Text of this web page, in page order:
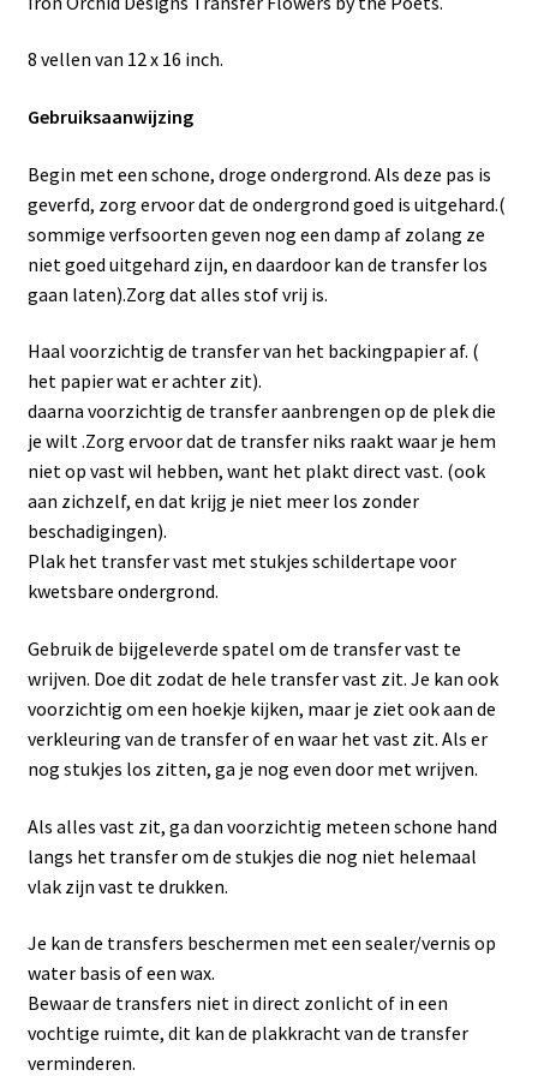
8 vellen van 12 x 16 inch.
Gebruiksaanwijzing
Begin met een schone, droge ondergrond. Als deze pas is
geverfd, zorg ervoor dat de ondergrond goed is uitgehard.(
sommige verfsoorten geven nog een damp af zolang ze
niet goed uitgehard zijn, en daardoor kan de transfer los
gaan laten).Zorg dat alles stof vrij is.
Haal voorzichtig de transfer van het backingpapier af. (
het papier wat er achter zit).
daarna voorzichtig de transfer aanbrengen op de plek die
je wilt .Zorg ervoor dat de transfer niks raakt waar je hem
niet op vast wil hebben, want het plakt direct vast. (ook
aan zichzelf, en dat krijg je niet meer los zonder
beschadigingen).
Plak het transfer vast met stukjes schildertape voor
kwetsbare ondergrond.
Gebruik de bijgeleverde spatel om de transfer vast te
wrijven. Doe dit zodat de hele transfer vast zit. Je kan ook
voorzichtig om een hoekje kijken, maar je ziet ook aan de
verkleuring van de transfer of en waar het vast zit. Als er
nog stukjes los zitten, ga je nog even door met wrijven.
Als alles vast zit, ga dan voorzichtig meteen schone hand
langs het transfer om de stukjes die nog niet helemaal
vlak zijn vast te drukken.
Je kan de transfers beschermen met een sealer/vernis op
water basis of een wax.
Bewaar de transfers niet in direct zonlicht of in een
vochtige ruimte, dit kan de plakkracht van de transfer
verminderen.